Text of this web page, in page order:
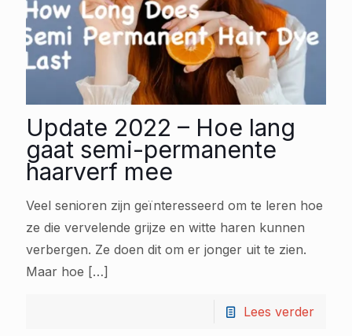
Update 2022 – Hoe lang
gaat semi-permanente
haarverf mee
Veel senioren zijn geïnteresseerd om te leren hoe
ze die vervelende grijze en witte haren kunnen
verbergen. Ze doen dit om er jonger uit te zien.
Maar hoe […]
Lees verder